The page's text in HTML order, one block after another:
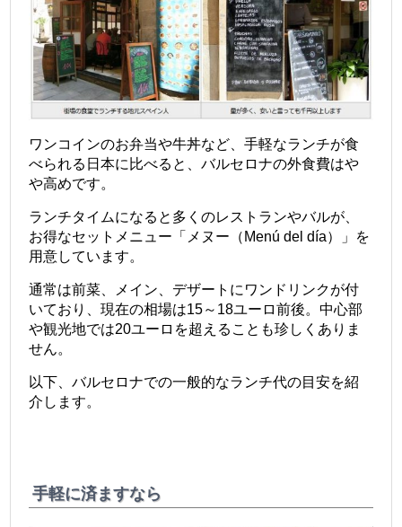
ワンコインのお弁当や牛丼など、手軽なランチが食
べられる日本に比べると、バルセロナの外食費はや
や高めです。
ランチタイムになると多くのレストランやバルが、
お得なセットメニュー「メヌー（Menú del día）」を
用意しています。
通常は前菜、メイン、デザートにワンドリンクが付
いており、現在の相場は15～18ユーロ前後。中心部
や観光地では20ユーロを超えることも珍しくありま
せん。
以下、バルセロナでの一般的なランチ代の目安を紹
介します。
手軽に済ますなら